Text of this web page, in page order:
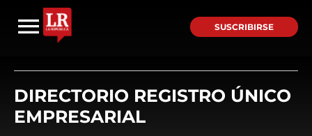
SUSCRIBIRSE
DIRECTORIO REGISTRO ÚNICO
EMPRESARIAL